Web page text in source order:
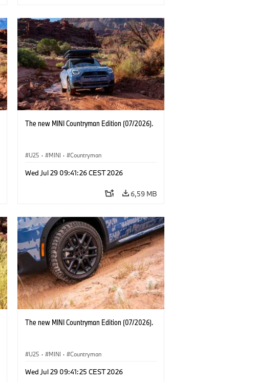
The new MINI Countryman Edition (07/2026).
U25 · MINI · Countryman
Wed Jul 29 09:41:26 CEST 2026
6,59 MB
The new MINI Countryman Edition (07/2026).
U25 · MINI · Countryman
Wed Jul 29 09:41:25 CEST 2026